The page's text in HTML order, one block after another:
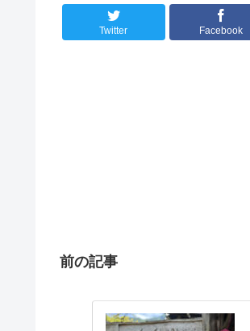
Twitter Facebook
前の記事